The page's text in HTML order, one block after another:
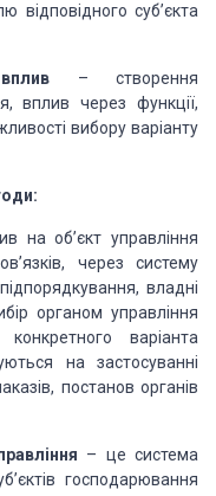
суб’єкта
– створення
вплив через функції,
вибору варіанту
на об’єкт управління
через систему
владні
органом управління
варіанта
на застосуванні
постанов органів
– це система
господарювання